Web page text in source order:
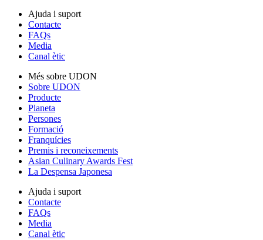
Ajuda i suport
Contacte
FAQs
Media
Canal ètic
Més sobre UDON
Sobre UDON
Producte
Planeta
Persones
Formació
Franquícies
Premis i reconeixements
Asian Culinary Awards Fest
La Despensa Japonesa
Ajuda i suport
Contacte
FAQs
Media
Canal ètic